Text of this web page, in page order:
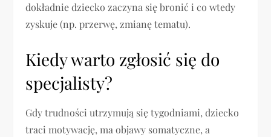
dokładnie dziecko zaczyna się bronić i co wtedy
zyskuje (np. przerwę, zmianę tematu).
Kiedy warto zgłosić się do
specjalisty?
Gdy trudności utrzymują się tygodniami, dziecko
traci motywację, ma objawy somatyczne, a